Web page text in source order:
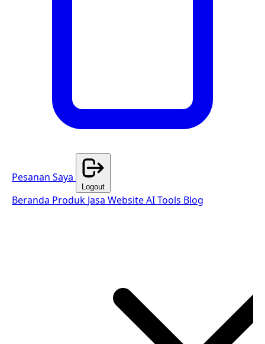
Pesanan Saya
Logout
Beranda Produk Jasa WebsiteAI Tools Blog